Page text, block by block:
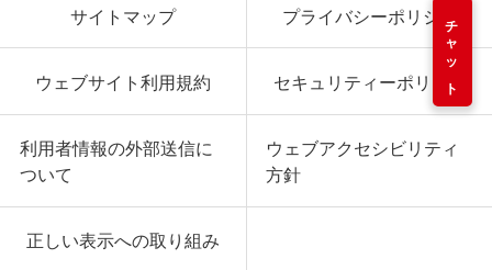
チャット
サイトマップ プライバシーポリシー
ウェブサイト利用規約 セキュリティーポリシー
利用者情報の外部送信に
ついて
ウェブアクセシビリティ
方針
正しい表示への取り組み